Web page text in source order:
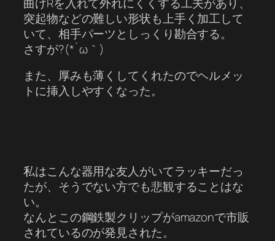
突起物などの難しい形状も上手く加工して
いて、相手パーツとしっくり勘合する。
さすが?(*´ω｀)
また、厚みも薄くしてくれたのでヘルメッ
トに挿入しやすくなった。
私はこんな器用な友人がいてラッキーだっ
たが、そうでない方でも悲観することはな
い。
なんとこの鋼鉄製クリップがamazonで市販
されているのが発見された。